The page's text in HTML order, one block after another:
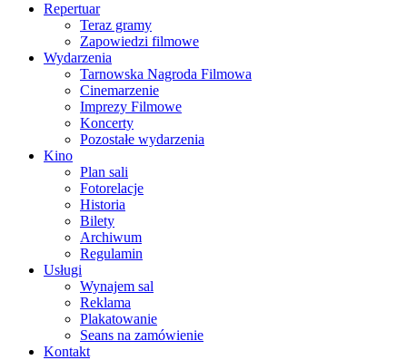
Repertuar
Teraz gramy
Zapowiedzi filmowe
Wydarzenia
Tarnowska Nagroda Filmowa
Cinemarzenie
Imprezy Filmowe
Koncerty
Pozostałe wydarzenia
Kino
Plan sali
Fotorelacje
Historia
Bilety
Archiwum
Regulamin
Usługi
Wynajem sal
Reklama
Plakatowanie
Seans na zamówienie
Kontakt